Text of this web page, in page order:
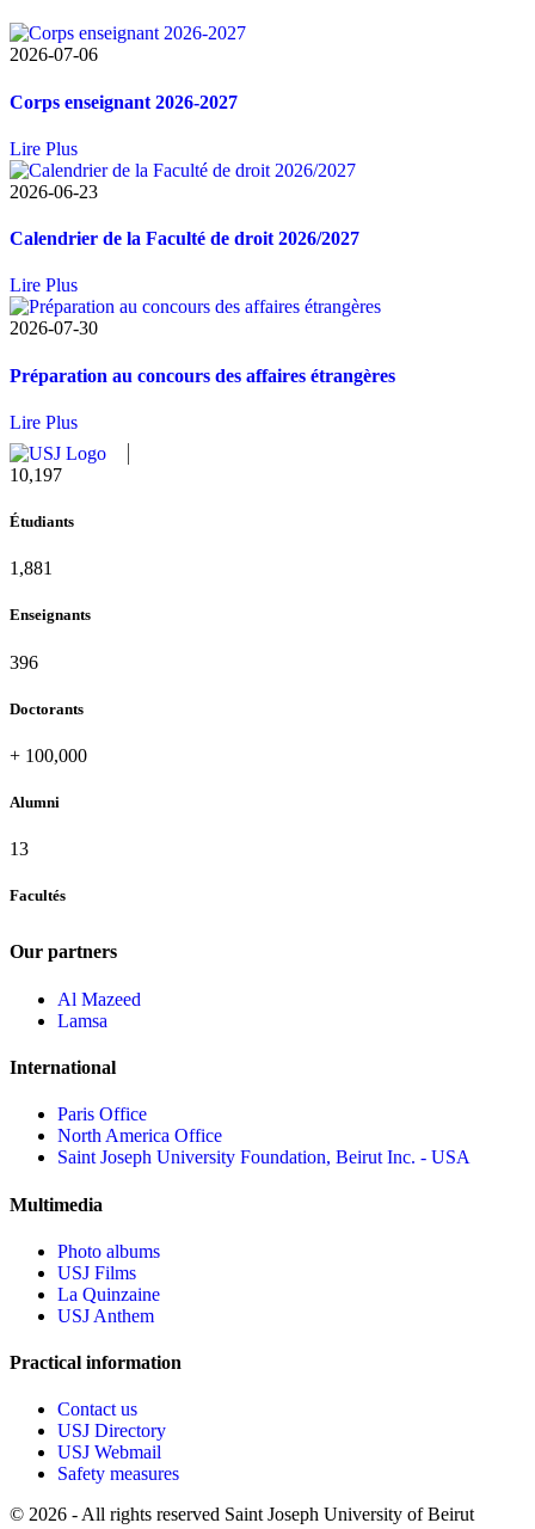
2026-07-06
Corps enseignant 2026-2027
Lire Plus
2026-06-23
Calendrier de la Faculté de droit 2026/2027
Lire Plus
2026-07-30
Préparation au concours des affaires étrangères
Lire Plus
11,433
Étudiants
2,109
Enseignants
437
Doctorants
+ 100,000
Alumni
13
Facultés
Our partners
Al Mazeed
Lamsa
International
Paris Office
North America Office
Saint Joseph University Foundation, Beirut Inc. - USA
Multimedia
Photo albums
USJ Films
La Quinzaine
USJ Anthem
Practical information
Contact us
USJ Directory
USJ Webmail
Safety measures
© 2026 - All rights reserved Saint Joseph University of Beirut